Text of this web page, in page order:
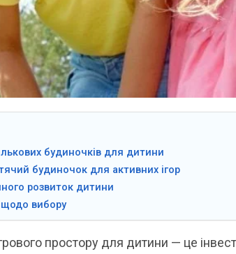
будиночків для дитини
будиночок для активних ігор
розвиток дитини
щодо вибору
простору для дитини — це